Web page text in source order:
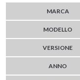
MARCA
MODELLO
VERSIONE
ANNO